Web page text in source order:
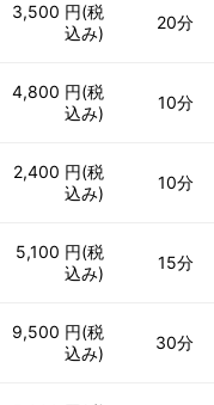
3,500 円(税
込み)
20分
4,800 円(税
込み)
10分
2,400 円(税
込み)
10分
5,100 円(税
込み)
15分
9,500 円(税
込み)
30分